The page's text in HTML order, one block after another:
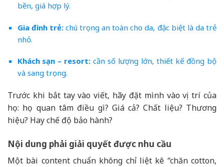
bền, giá hợp lý.
Gia đình trẻ:chú trọng an toàn cho da, đặc biệt là da trẻ
nhỏ.
Khách sạn – resort: cần số lượng lớn, thiết kế đồng bộ
và sang trọng.
Trước khi bắt tay vào viết, hãy đặt mình vào vị trí của
họ: họ quan tâm điều gì? Giá cả? Chất liệu? Thương
hiệu? Hay chế độ bảo hành?
Nội dung phải giải quyết được nhu cầu
Một bài content chuẩn không chỉ liệt kê “chăn cotton,